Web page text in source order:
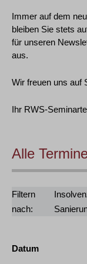
Immer auf dem
bleiben Sie stets
für unseren
aus.
Wir freuen uns auf
Ihr RWS-
Alle
Filtern
nach:
Datum